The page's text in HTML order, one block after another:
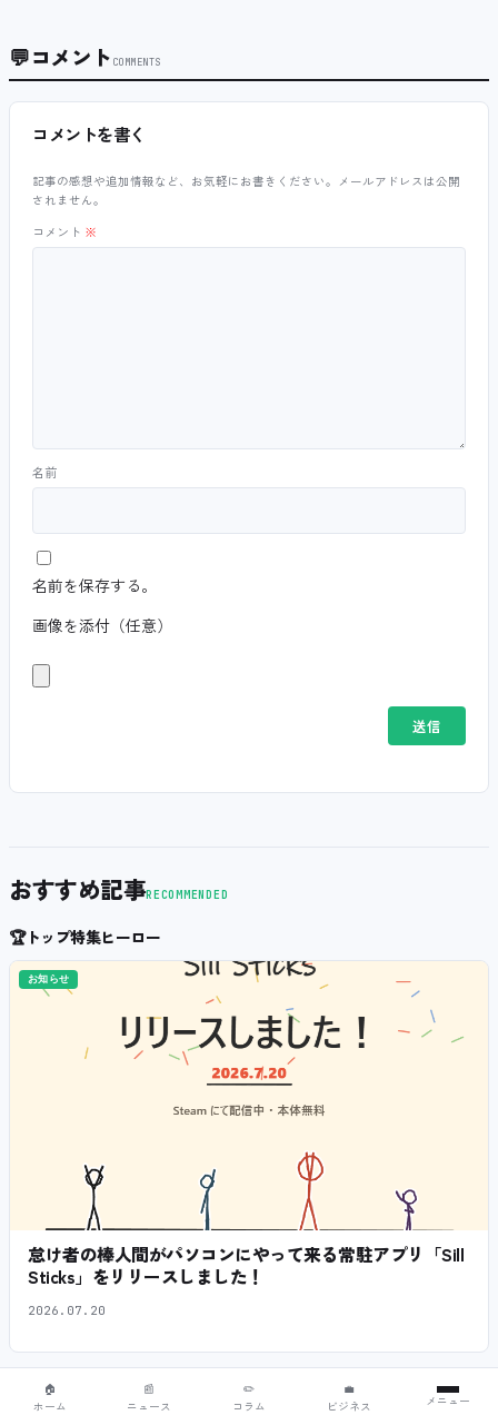
💬コメント COMMENTS
コメントを書く
記事の感想や追加情報など、お気軽にお書きください。メールアドレスは公開
されません。
コメント ※
名前
名前を保存する。
画像を添付（任意）
おすすめ記事RECOMMENDED
🏆トップ特集ヒーロー
お知らせ
怠け者の棒人間がパソコンにやって来る常駐アプリ「Sill
Sticks」をリリースしました！
2026.07.20
コラム
🏠
ホーム
📰
ニュース
✏️
コラム
💼
ビジネス
メニュー